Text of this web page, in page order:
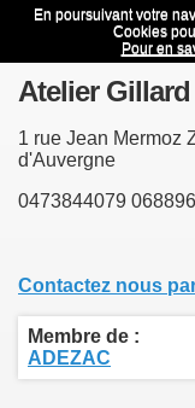
En poursuivant votre
Cookies
Pour en
Atelier Gillard
1 rue Jean Mermoz
d'Auvergne
0473844079
Contactez nous
Membre de :
ADEZAC